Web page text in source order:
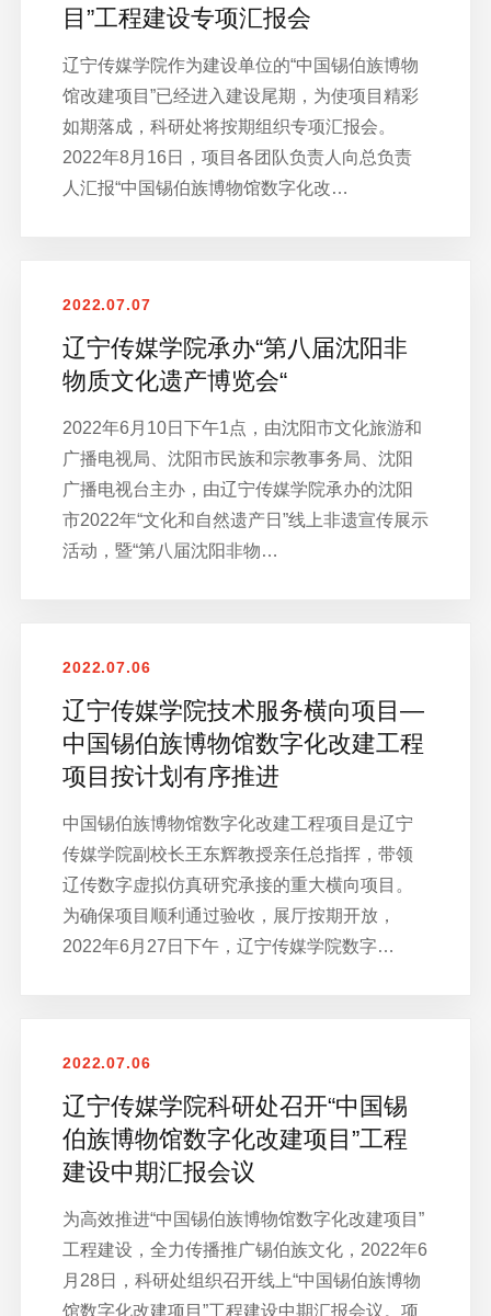
目”工程建设专项汇报会
辽宁传媒学院作为建设单位的“中国锡伯族博物
馆改建项目”已经进入建设尾期，为使项目精彩
如期落成，科研处将按期组织专项汇报会。
2022年8月16日，项目各团队负责人向总负责
人汇报“中国锡伯族博物馆数字化改…
2022.07.07
辽宁传媒学院承办“第八届沈阳非
物质文化遗产博览会“
2022年6月10日下午1点，由沈阳市文化旅游和
广播电视局、沈阳市民族和宗教事务局、沈阳
广播电视台主办，由辽宁传媒学院承办的沈阳
市2022年“文化和自然遗产日”线上非遗宣传展示
活动，暨“第八届沈阳非物…
2022.07.06
辽宁传媒学院技术服务横向项目—
中国锡伯族博物馆数字化改建工程
项目按计划有序推进
中国锡伯族博物馆数字化改建工程项目是辽宁
传媒学院副校长王东辉教授亲任总指挥，带领
辽传数字虚拟仿真研究承接的重大横向项目。
为确保项目顺利通过验收，展厅按期开放，
2022年6月27日下午，辽宁传媒学院数字…
2022.07.06
辽宁传媒学院科研处召开“中国锡
伯族博物馆数字化改建项目”工程
建设中期汇报会议
为高效推进“中国锡伯族博物馆数字化改建项目”
工程建设，全力传播推广锡伯族文化，2022年6
月28日，科研处组织召开线上“中国锡伯族博物
馆数字化改建项目”工程建设中期汇报会议。项